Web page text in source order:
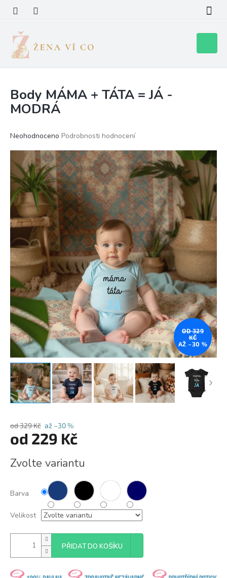
obsah
košík
Body MÁMA + TÁTA = JÁ -
MODRÁ
Průměrné
produktu
je
0,0
z
hvězdiček.
Neohodnoceno Podrobnosti hodnocení
OD 329
KČ
AŽ –30 %
od 329 Kč až –30 %
od 229 Kč
cena:
Zvolte variantu
Barva
Velikost
PŘIDAT DO KOŠÍKU